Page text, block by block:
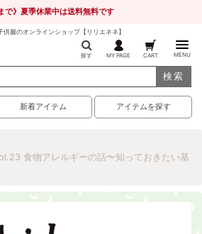
で》夏季休業中は送料無料です
服のオンラインショップ【リリエネネ】
探す MY PAGE CART MENU
検索
新着アイテム アイテムを探す
食物アレルギーの話〜知っておきたい基